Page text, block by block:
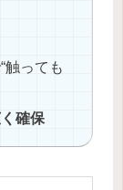
触っても
確保